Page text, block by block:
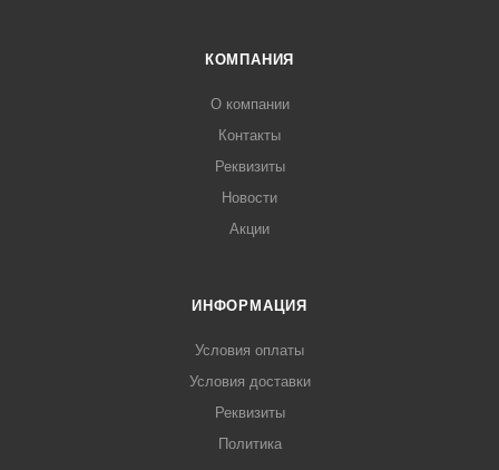
КОМПАНИЯ
О компании
Контакты
Реквизиты
Новости
Акции
ИНФОРМАЦИЯ
Условия оплаты
Условия доставки
Реквизиты
Политика